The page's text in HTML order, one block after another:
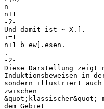
n
n+1
-2-
Und damit ist ~ X.].
i=1
n+1 b ew].esen.
.
-2-
Diese Darstellung zeigt
Induktionsbeweisen in
sondern illustriert auch
zwischen
&quot;klassischer&quot;
dem Gebiet